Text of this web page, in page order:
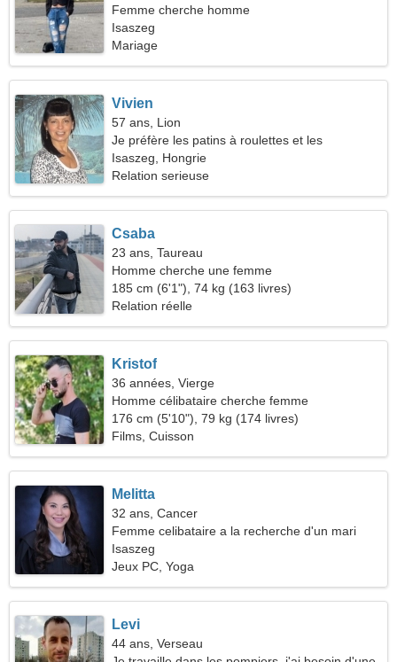
Femme cherche homme
Isaszeg
Mariage
Vivien
57 ans, Lion
Je préfère les patins à roulettes et les
discothèques
Isaszeg, Hongrie
Relation serieuse
Csaba
23 ans, Taureau
Homme cherche une femme
185 cm (6'1"), 74 kg (163 livres)
Relation réelle
Kristof
36 années, Vierge
Homme célibataire cherche femme
176 cm (5'10"), 79 kg (174 livres)
Films, Cuisson
Melitta
32 ans, Cancer
Femme celibataire a la recherche d'un mari
Isaszeg
Jeux PC, Yoga
Levi
44 ans, Verseau